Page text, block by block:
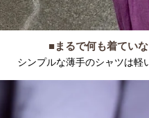
■まるで何も着てい
シンプルな薄手のシャツは軽